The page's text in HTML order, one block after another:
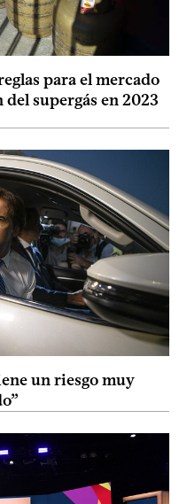
para el mercado
supergás en 2023
un riesgo muy